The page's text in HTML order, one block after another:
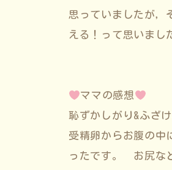
思っていましたが，
える！って思いまし
ママの感想
恥ずかしがり&ふざ
受精卵からお腹の中
ったです。 お尻な